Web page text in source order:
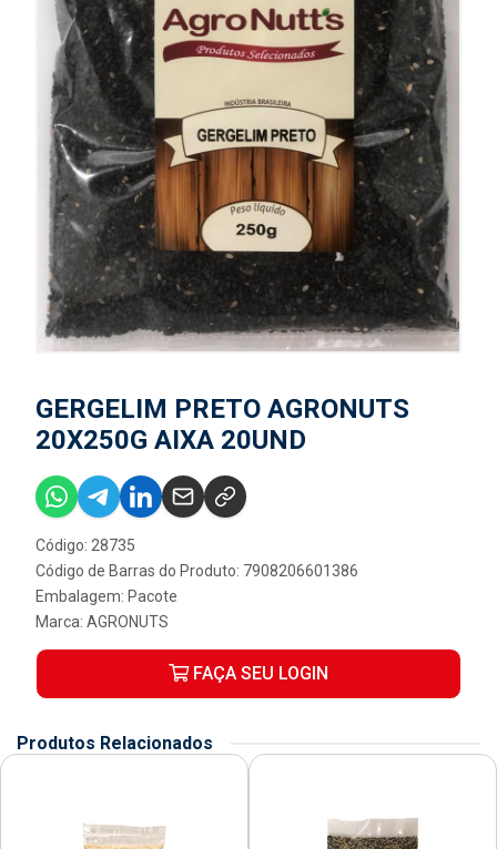
GERGELIM PRETO AGRONUTS
20X250G AIXA 20UND
Código: 28735
Código de Barras do Produto: 7908206601386
Embalagem: Pacote
Marca: AGRONUTS
FAÇA SEU LOGIN
Produtos Relacionados